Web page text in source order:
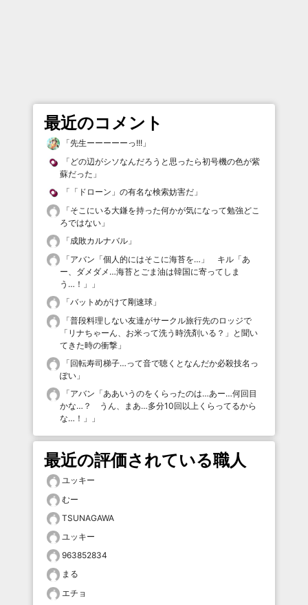
最近のコメント
「先生ーーーーーっ!!! 」
「 どの辺がシソなんだろうと思ったら初号機の色が紫
蘇だった 」
「 「ドローン」の有名な検索妨害だ 」
「そこにいる大鎌を持った何かが気になって勉強どこ
ろではない 」
「成敗カルナバル 」
「アバン「個人的にはそこに海苔を…」 キル「あ
ー、ダメダメ…海苔とごま油は韓国に寄ってしま
う…！」
」
「バットめがけて剛速球 」
「普段料理しない友達がサークル旅行先のロッジで
「リナちゃーん、お米って洗う時洗剤いる？」と聞い
てきた時の衝撃 」
「回転寿司梯子…って音で聴くとなんだか必殺技名っ
ぽい 」
「アバン「ああいうのをくらったのは…あー…何回目
かな…？ うん、まあ…多分10回以上くらってるから
な…！」
」
最近の評価されている職人
ユッキー
むー
TSUNAGAWA
ユッキー
963852834
まる
エチョ